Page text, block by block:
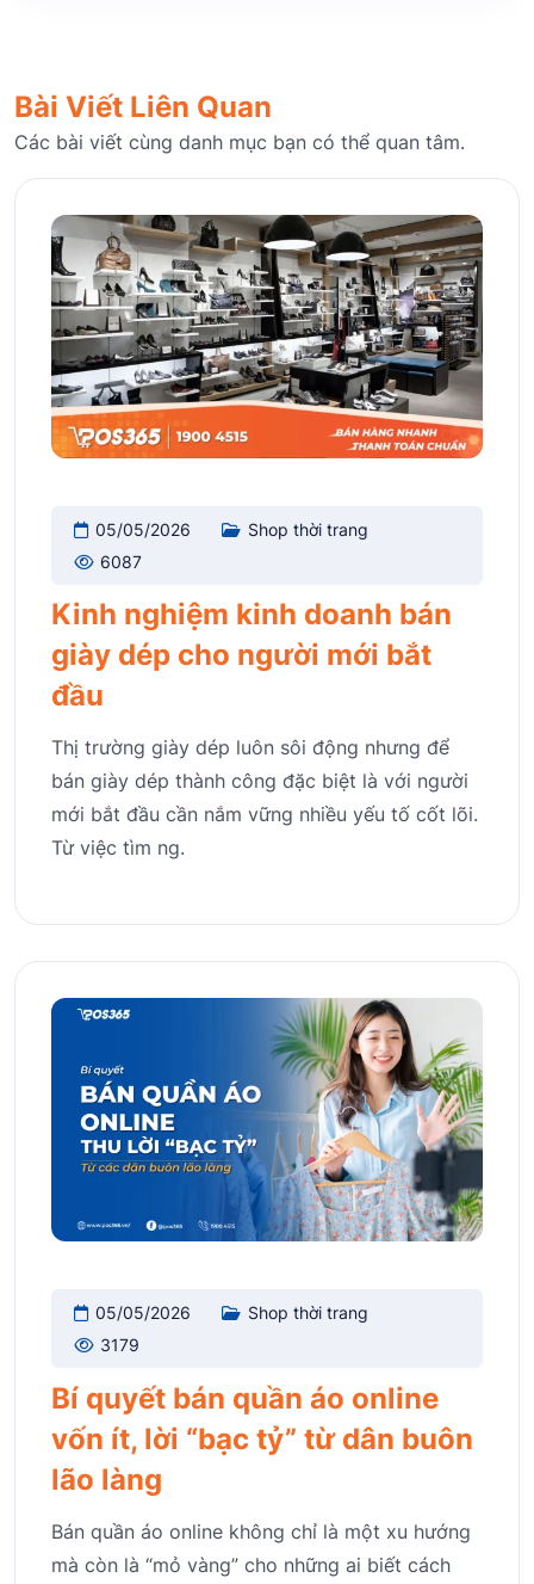
Bài Viết Liên Quan
Các bài viết cùng danh mục bạn có thể quan tâm.
05/05/2026
Shop thời trang
6087
Kinh nghiệm kinh doanh bán
giày dép cho người mới bắt
đầu
Thị trường giày dép luôn sôi động nhưng để
bán giày dép thành công đặc biệt là với người
mới bắt đầu cần nắm vững nhiều yếu tố cốt lõi.
Từ việc tìm ng.
05/05/2026
Shop thời trang
3179
Bí quyết bán quần áo online
vốn ít, lời “bạc tỷ” từ dân buôn
lão làng
Bán quần áo online không chỉ là một xu hướng
mà còn là “mỏ vàng” cho những ai biết cách